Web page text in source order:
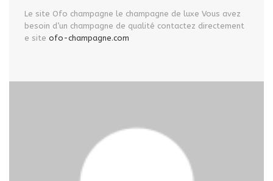
Le site Ofo champagne le champagne de luxe Vous avez
besoin d’un champagne de qualité contactez directement
e site ofo-champagne.com